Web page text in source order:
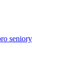
seniory